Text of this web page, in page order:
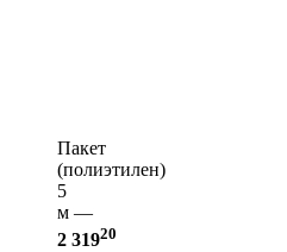
Пакет
(полиэтилен)
5
м —
2 31920